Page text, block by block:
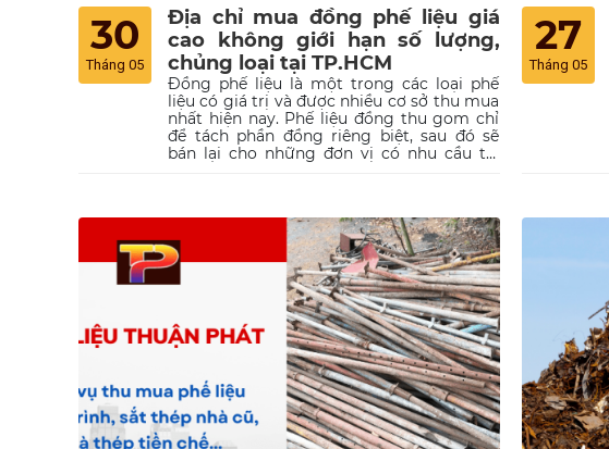
30
Tháng 05
Địa chỉ mua đồng phế liệu giá
cao không giới hạn số lượng,
chủng loại tại TP.HCM
Đồng phế liệu là một trong các loại phế
liệu có giá trị và được nhiều cơ sở thu mua
nhất hiện nay. Phế liệu đồng thu gom chỉ
để tách phần đồng riêng biệt, sau đó sẽ
bán lại cho những đơn vị có nhu cầu tái
bán cho các đơn vị mua đồng uy tín hiện
nay để vừa nhận được một khoản tiền lớn
và không chỉ góp phần bảo vệ môi trường
mà còn giúp tiết kiệm nguồn tài nguyên
27
Tháng 05